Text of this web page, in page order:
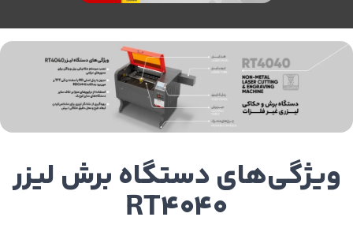
ویژگی‌های دستگاه برش لیزر
RT4040